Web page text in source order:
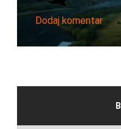
Dodaj komentar